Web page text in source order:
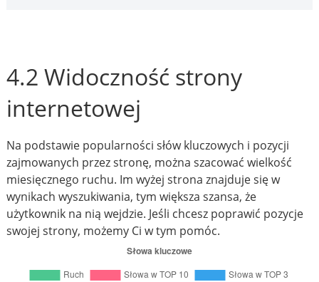
4.2 Widoczność strony
internetowej
Na podstawie popularności słów kluczowych i pozycji
zajmowanych przez stronę, można szacować wielkość
miesięcznego ruchu. Im wyżej strona znajduje się w
wynikach wyszukiwania, tym większa szansa, że
użytkownik na nią wejdzie. Jeśli chcesz poprawić pozycje
swojej strony, możemy Ci w tym pomóc.